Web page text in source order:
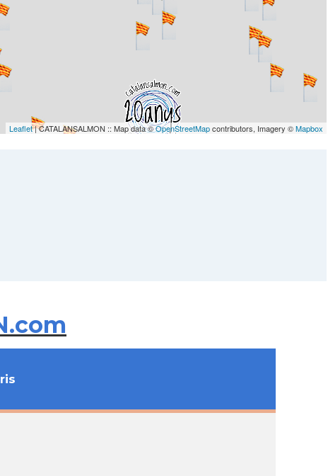
Leaflet| CATALANSALMON :: Map data ©OpenStreetMapcontributors, Imagery ©Mapbox